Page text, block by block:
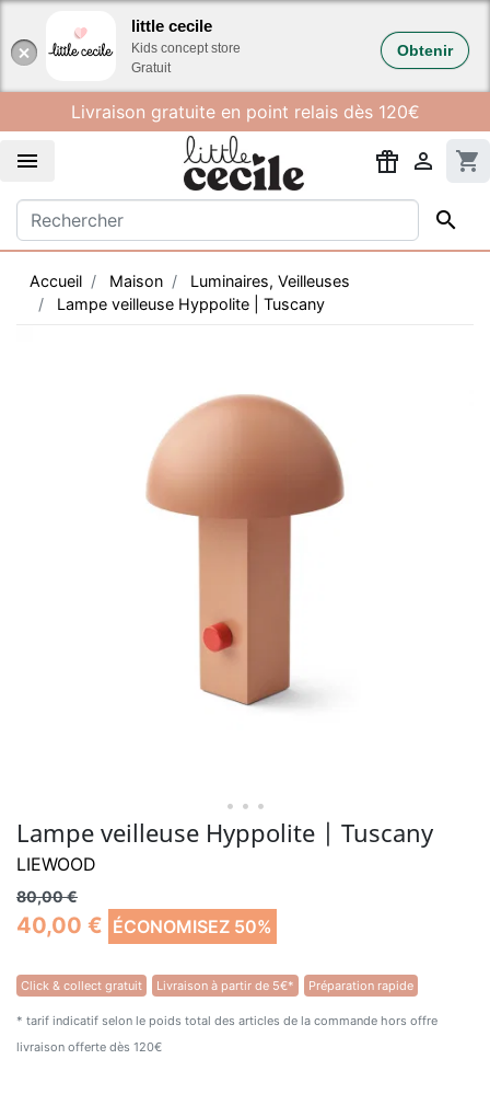
little cecile
Kids concept store
Gratuit
Obtenir
Livraison gratuite en point relais dès 120€
  shopping_cart

Accueil Maison
Luminaires, Veilleuses
Lampe veilleuse Hyppolite | Tuscany
• • •
Lampe veilleuse Hyppolite | Tuscany
LIEWOOD
80,00 €
40,00 € ÉCONOMISEZ 50%
Click & collect gratuit Livraison à partir de 5€* Préparation rapide
* tarif indicatif selon le poids total des articles de la commande hors offre
livraison offerte dès 120€